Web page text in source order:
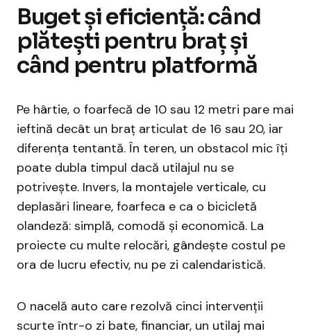
Buget și eficiență: când
plătești pentru braț și
când pentru platformă
Pe hârtie, o foarfecă de 10 sau 12 metri pare mai
ieftină decât un braț articulat de 16 sau 20, iar
diferența tentantă. În teren, un obstacol mic îți
poate dubla timpul dacă utilajul nu se
potrivește. Invers, la montajele verticale, cu
deplasări lineare, foarfeca e ca o bicicletă
olandeză: simplă, comodă și economică. La
proiecte cu multe relocări, gândește costul pe
ora de lucru efectiv, nu pe zi calendaristică.
O nacelă auto care rezolvă cinci intervenții
scurte într-o zi bate, financiar, un utilaj mai